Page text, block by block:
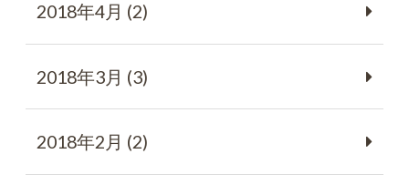
2018年4月 (2)
2018年3月 (3)
2018年2月 (2)